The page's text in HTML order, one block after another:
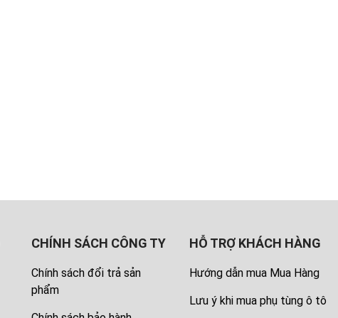
CHÍNH SÁCH CÔNG TY
Chính sách đổi trả sản
phẩm
HỖ TRỢ KHÁCH HÀNG
Hướng dẫn mua Mua Hàng
Lưu ý khi mua phụ tùng ô tô